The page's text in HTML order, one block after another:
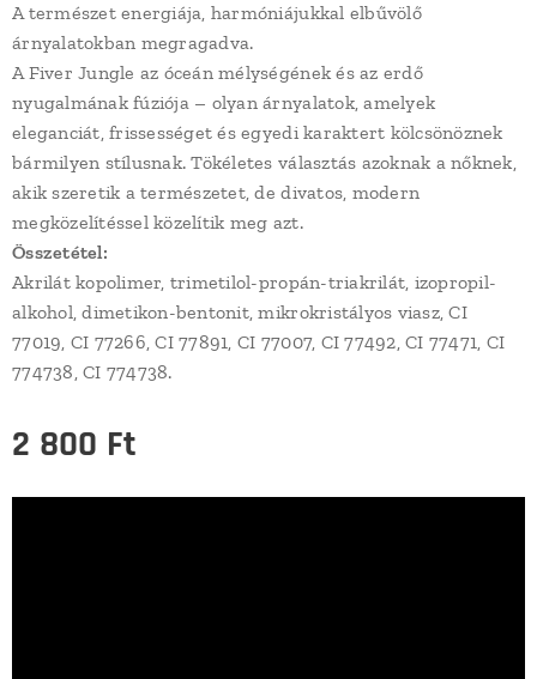
A természet energiája, harmóniájukkal elbűvölő
árnyalatokban megragadva.
A Fiver Jungle az óceán mélységének és az erdő
nyugalmának fúziója – olyan árnyalatok, amelyek
eleganciát, frissességet és egyedi karaktert kölcsönöznek
bármilyen stílusnak. Tökéletes választás azoknak a nőknek,
akik szeretik a természetet, de divatos, modern
megközelítéssel közelítik meg azt.
Összetétel:
Akrilát kopolimer, trimetilol-propán-triakrilát, izopropil-
alkohol, dimetikon-bentonit, mikrokristályos viasz, CI
77019, CI 77266, CI 77891, CI 77007, CI 77492, CI 77471, CI
774738, CI 774738.
2 800 Ft